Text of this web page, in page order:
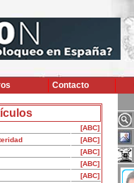
[ABC]
[ABC]
[ABC]
[ABC]
[ABC]
Contacto